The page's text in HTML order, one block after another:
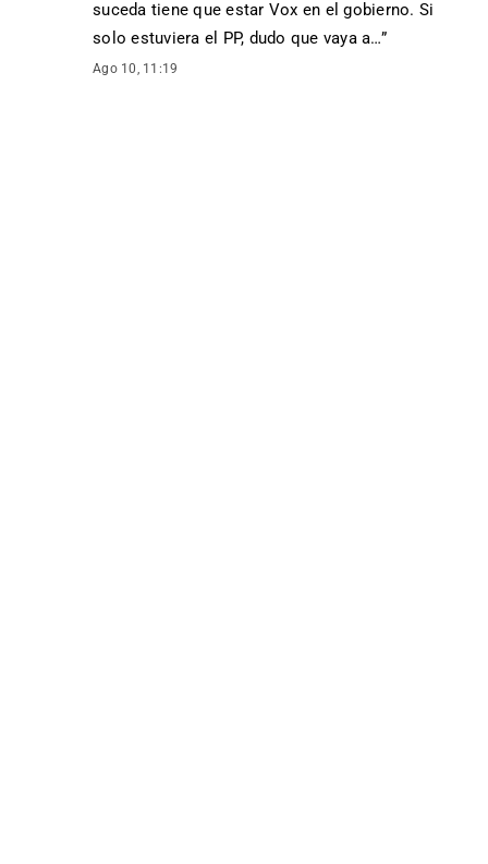
suceda tiene que estar Vox en el gobierno. Si
solo estuviera el PP, dudo que vaya a…”
Ago 10, 11:19